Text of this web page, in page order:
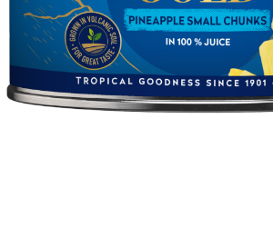
Vezels (g)
Eiwitten (g)